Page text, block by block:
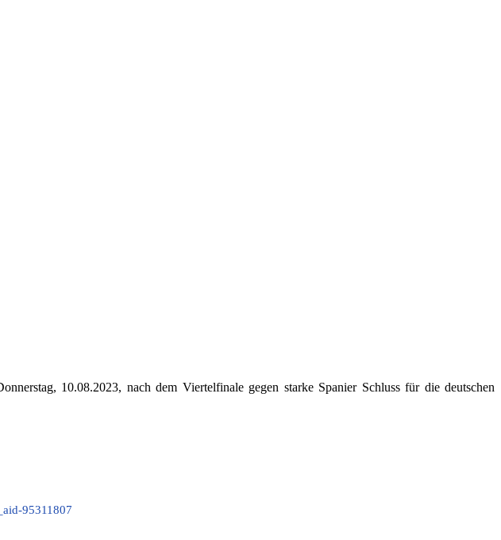
10.08.2023, nach dem Viertelfinale gegen starke Spanier Schluss für die deutschen
95311807